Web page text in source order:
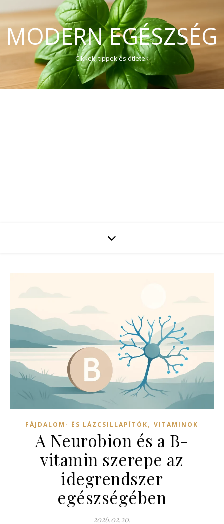
MODERN EGÉSZSÉG
Cikkek, tippek és ötletek
FÁJDALOM- ÉS LÁZCSILLAPÍTÓK, VITAMINOK
A Neurobion és a B-
vitamin szerepe az
idegrendszer
egészségében
2026.02.20.